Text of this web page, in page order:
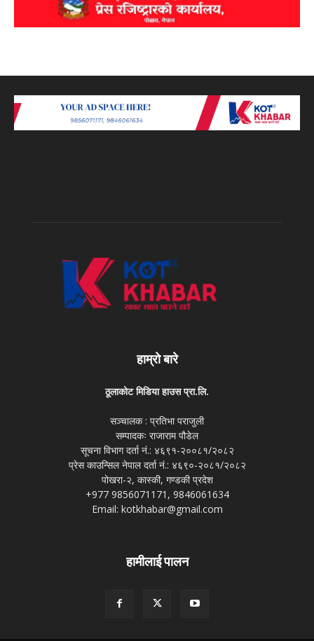
हाम्रो बारे
ठूलाकोट मिडिया हाउस प्रा.लि.
सञ्चालक : प्रतिभा पराजुली
सम्पादकः राजाराम पौडेल
सूचना विभाग दर्ता नं.: ४६९१-२००८१/२०८२
प्रेस काउन्सिल नेपाल दर्ता नं.: ४६९०-२०८१/२०८२
पोखरा-२, कास्की, गण्डकी प्रदेश
+977 9856071171, 9846061634
Email: kotkhabar@gmail.com
हामीलाई पालन